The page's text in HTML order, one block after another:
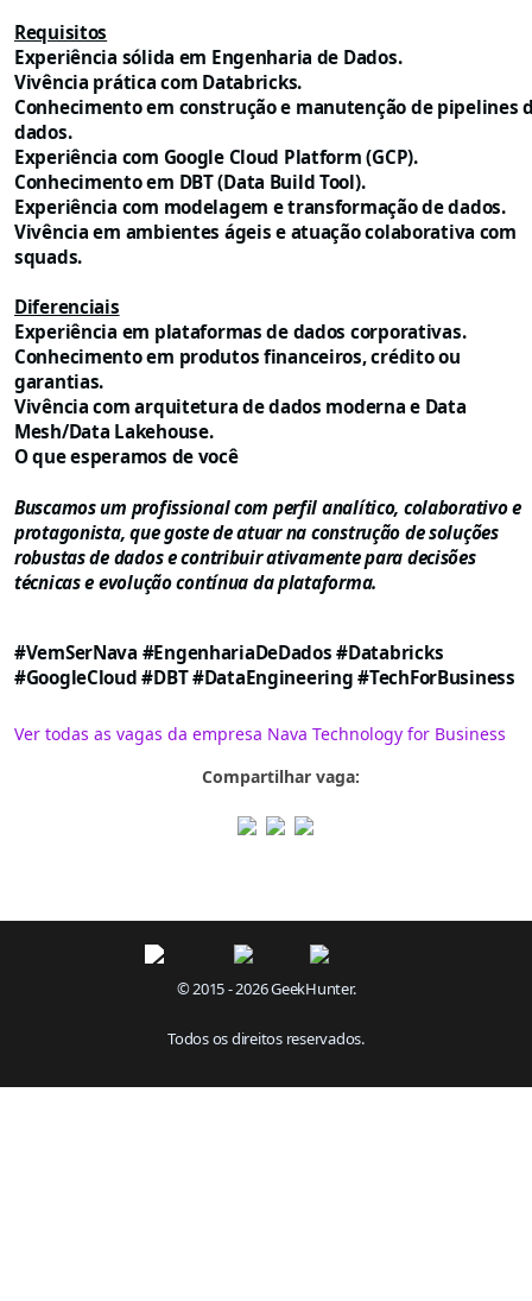
Requisitos
Experiência sólida em Engenharia de Dados.
Vivência prática com Databricks.
Conhecimento em construção e manutenção de pipelines
dados.
Experiência com Google Cloud Platform (GCP).
Conhecimento em DBT (Data Build Tool).
Experiência com modelagem e transformação de dados.
Vivência em ambientes ágeis e atuação colaborativa com
squads.
Diferenciais
Experiência em plataformas de dados corporativas.
Conhecimento em produtos financeiros, crédito ou
garantias.
Vivência com arquitetura de dados moderna e Data
Mesh/Data Lakehouse.
O que esperamos de você
Buscamos um profissional com perfil analítico, colaborativo e
protagonista, que goste de atuar na construção de soluções
robustas de dados e contribuir ativamente para decisões
técnicas e evolução contínua da plataforma.
#VemSerNava #EngenhariaDeDados #Databricks
#GoogleCloud #DBT #DataEngineering #TechForBusiness
Ver todas as vagas da empresa Nava Technology for Business
Compartilhar vaga:
© 2015 - 2026 GeekHunter.
Todos os direitos reservados.